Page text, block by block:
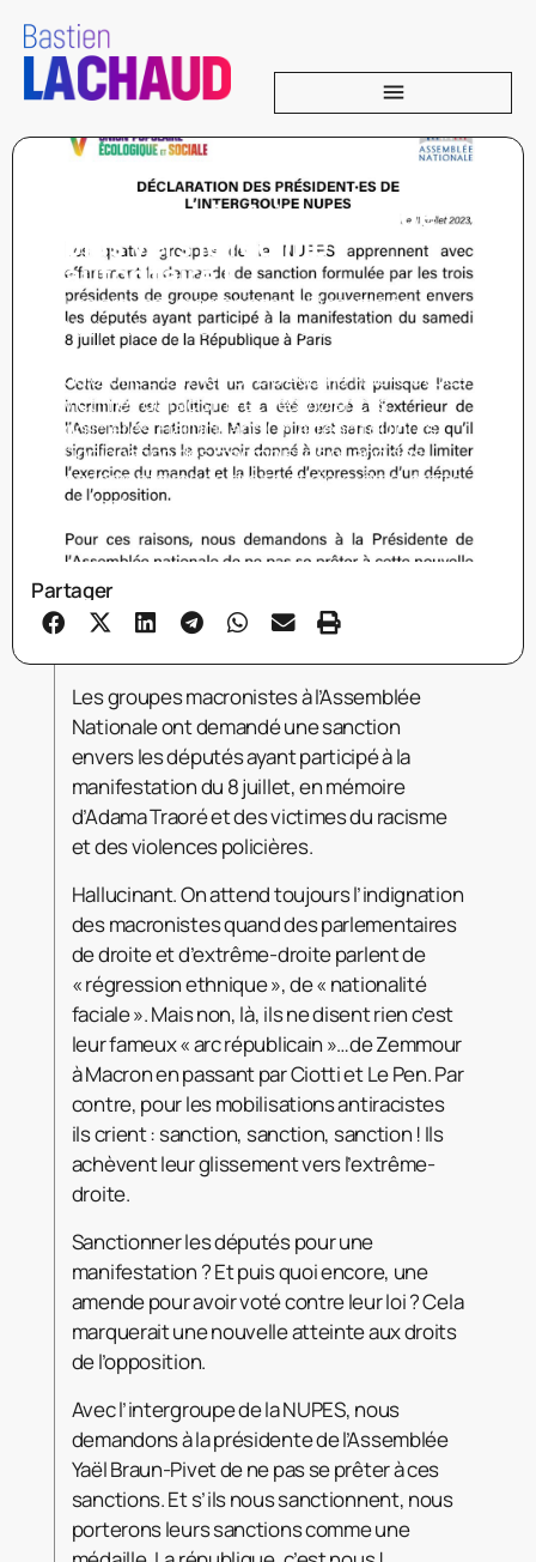
La macronie fait un pas de
plus vers le régime
autoritaire !
Les groupes macronistes à l’Assemblée
Nationale ont demandé une sanction envers
les députés ayant participé à la manifestation
du 8 juillet, en mémoire d’Adama Traoré et des
victimes du racisme et des violences
policières. Hallucinant. On attend toujours
l’indignation des macronistes quand des
parlementaires de droite et d’extrême-droite
parlent de
Partager
Les groupes macronistes à l’Assemblée
Nationale ont demandé une sanction
envers les députés ayant participé à la
manifestation du 8 juillet, en mémoire
d’Adama Traoré et des victimes du racisme
et des violences policières.
Hallucinant. On attend toujours l’indignation
des macronistes quand des parlementaires
de droite et d’extrême-droite parlent de
« régression ethnique », de « nationalité
faciale ». Mais non, là, ilsne disent rien c’est
leur fameux « arc républicain »…de Zemmour
à Macron en passant par Ciotti et Le Pen. Par
contre, pour les mobilisations antiracistes
ils crient : sanction, sanction, sanction ! Ils
achèvent leur glissement vers l’extrême-
droite.
Sanctionner les députés pour une
manifestation ? Et puis quoi encore, une
amende pour avoir voté contre leur loi ? Cela
marquerait une nouvelle atteinte aux droits
de l’opposition.
Avec l’intergroupe de la NUPES, nous
demandons à la présidente de l’Assemblée
Yaël Braun-Pivet de ne pas se prêter à ces
sanctions. Et s’ils nous sanctionnent, nous
porterons leurs sanctions comme une